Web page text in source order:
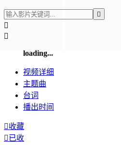



loading...
视频详细
主题曲
台词
播出时间
收藏
已收